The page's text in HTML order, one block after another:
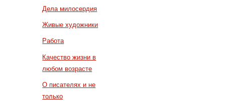
Дела милосердия
Живые художники
Работа
Качество жизни в
любом возрасте
О писателях и не
только